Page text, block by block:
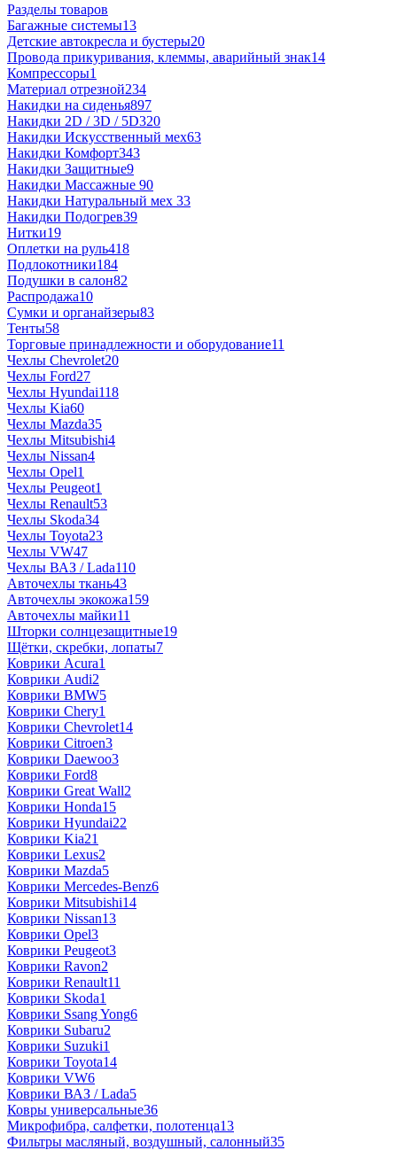
Разделы товаров
Багажные системы13
Детские автокресла и бустеры20
Провода прикуривания, клеммы, аварийный знак14
Компрессоры1
Материал отрезной234
Накидки на сиденья897
Накидки 2D / 3D / 5D320
Накидки Искусственный мех63
Накидки Комфорт343
Накидки Защитные9
Накидки Массажные 90
Накидки Натуральный мех 33
Накидки Подогрев39
Нитки19
Оплетки на руль418
Подлокотники184
Подушки в салон82
Распродажа10
Сумки и органайзеры83
Тенты58
Торговые принадлежности и оборудование11
Чехлы Chevrolet20
Чехлы Ford27
Чехлы Hyundai118
Чехлы Kia60
Чехлы Mazda35
Чехлы Mitsubishi4
Чехлы Nissan4
Чехлы Opel1
Чехлы Peugeot1
Чехлы Renault53
Чехлы Skoda34
Чехлы Toyota23
Чехлы VW47
Чехлы ВАЗ / Lada110
Авточехлы ткань43
Авточехлы экокожа159
Авточехлы майки11
Шторки солнцезащитные19
Щётки, скребки, лопаты7
Коврики Acura1
Коврики Audi2
Коврики BMW5
Коврики Chery1
Коврики Chevrolet14
Коврики Citroen3
Коврики Daewoo3
Коврики Ford8
Коврики Great Wall2
Коврики Honda15
Коврики Hyundai22
Коврики Kia21
Коврики Lexus2
Коврики Mazda5
Коврики Mercedes-Benz6
Коврики Mitsubishi14
Коврики Nissan13
Коврики Opel3
Коврики Peugeot3
Коврики Ravon2
Коврики Renault11
Коврики Skoda1
Коврики Ssang Yong6
Коврики Subaru2
Коврики Suzuki1
Коврики Toyota14
Коврики VW6
Коврики ВАЗ / Lada5
Ковры универсальные36
Микрофибра, салфетки, полотенца13
Фильтры масляный, воздушный, салонный35